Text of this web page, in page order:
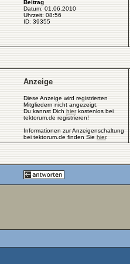
Beitrag
Datum: 01.06.2010
Uhrzeit: 08:56
ID: 39355
Anzeige
Diese Anzeige wird registrierten
Mitgliedern nicht angezeigt.
Du kannst Dich hierkostenlos bei
tektorum.de registrieren!
Informationen zur Anzeigenschaltung
bei tektorum.de finden Sie hier.